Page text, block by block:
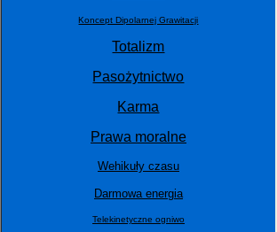
Koncept Dipolarnej Grawitacji
Totalizm
Pasożytnictwo
Karma
Prawa moralne
Wehikuły czasu
Darmowa energia
Telekinetyczne ogniwo